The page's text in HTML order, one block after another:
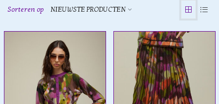
Sorteren op NIEUWSTE PRODUCTEN